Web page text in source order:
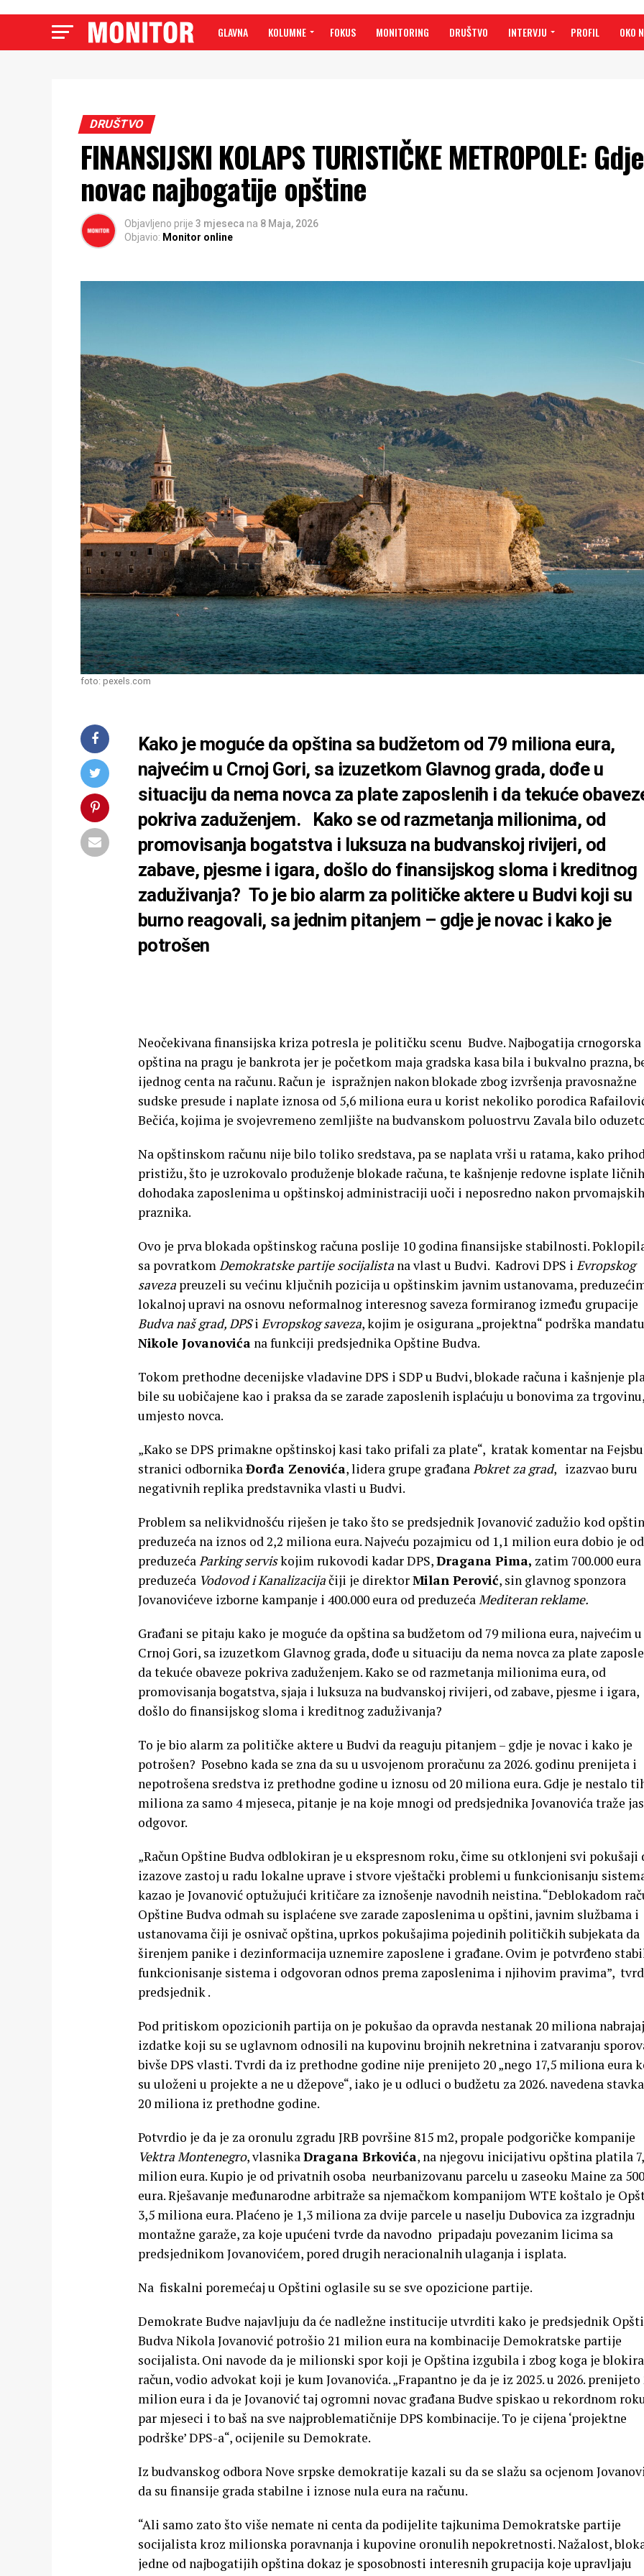
GLAVNA KOLUMNE FOKUS MONITORING DRUŠTVO INTERVJU PROFIL OKO
DRUŠTVO
FINANSIJSKI KOLAPS TURISTIČKE METROPOLE:
novac najbogatije opštine
Objavljeno prije 3 mjeseca na 8 Maja, 2026
Objavio: Monitor online
foto: pexels.com
Kako je moguće da opština sa budžetom od 79 miliona eura,
najvećim u Crnoj Gori, sa izuzetkom Glavnog grada, dođe u
situaciju da nema novca za plate zaposlenih i da tekuće
pokriva zaduženjem. Kako se od razmetanja milionima, od
promovisanja bogatstva i luksuza na budvanskoj rivijeri, od
zabave, pjesme i igara, došlo do finansijskog sloma i kreditnog
zaduživanja? To je bio alarm za političke aktere u Budvi koji su
burno reagovali, sa jednim pitanjem – gdje je novac i kako je
potrošen
Neočekivana finansijska kriza potresla je političku scenu Budve. Najbogatija crnogorska
opština na pragu je bankrota jer je početkom maja gradska kasa bila i bukvalno prazna,
ijednog centa na računu. Račun je ispražnjen nakon blokade zbog izvršenja pravosnažne
sudske presude i naplate iznosa od 5,6 miliona eura u korist nekoliko porodica
Bečića, kojima je svojevremeno zemljište na budvanskom poluostrvu Zavala bilo
Na opštinskom računu nije bilo toliko sredstava, pa se naplata vrši u ratama, kako
pristižu, što je uzrokovalo produženje blokade računa, te kašnjenje redovne isplate ličnih
dohodaka zaposlenima u opštinskoj administraciji uoči i neposredno nakon prvomajskih
praznika.
Ovo je prva blokada opštinskog računa poslije 10 godina finansijske stabilnosti.
sa povratkomDemokratske partije socijalista na vlast u Budvi. Kadrovi DPS i Evropskog
saveza preuzeli su većinu ključnih pozicija u opštinskim javnim ustanovama,
lokalnoj upravi na osnovu neformalnog interesnog saveza formiranog između grupacije
Budva naš grad, DPSi Evropskog saveza, kojim je osigurana „projektna“ podrška mandatu
Nikole Jovanovića na funkciji predsjednika Opštine Budva.
Tokom prethodne decenijske vladavine DPS i SDP u Budvi, blokade računa i kašnjenje
bile su uobičajene kao i praksa da se zarade zaposlenih isplaćuju u bonovima za trgovinu,
umjesto novca.
„Kako se DPS primakne opštinskoj kasi tako prifali za plate“, kratak komentar na
stranici odbornikaĐorđa Zenovića, lidera grupe građanaPokret za grad, izazvao buru
negativnih replika predstavnika vlasti u Budvi.
Problem sa nelikvidnošću riješen je tako što se predsjednik Jovanović zadužio kod
preduzeća na iznos od 2,2 miliona eura. Najveću pozajmicu od 1,1 milion eura dobio je od
preduzećaParking serviskojim rukovodi kadar DPS,Dragana Pima, zatim 700.000
preduzeća Vodovod i Kanalizacijačiji je direktorMilan Perović, sin glavnog sponzora
Jovanovićeve izborne kampanje i 400.000 eura od preduzećaMediteran reklame.
Građani se pitaju kako je moguće da opština sa budžetom od 79 miliona eura, najvećim u
Crnoj Gori, sa izuzetkom Glavnog grada, dođe u situaciju da nema novca za plate
da tekuće obaveze pokriva zaduženjem. Kako se od razmetanja milionima eura, od
promovisanja bogatstva, sjaja i luksuza na budvanskoj rivijeri, od zabave, pjesme i igara,
došlo do finansijskog sloma i kreditnog zaduživanja?
To je bio alarm za političke aktere u Budvi da reaguju pitanjem – gdje je novac i kako je
potrošen? Posebno kada se zna da su u usvojenom proračunu za 2026. godinu prenijeta i
nepotrošena sredstva iz prethodne godine u iznosu od 20 miliona eura. Gdje je nestalo
miliona za samo 4 mjeseca, pitanje je na koje mnogi od predsjednika Jovanovića traže
odgovor.
„Račun Opštine Budva odblokiran je u ekspresnom roku, čime su otklonjeni svi pokušaji
izazove zastoj u radu lokalne uprave i stvore vještački problemi u funkcionisanju
kazao je Jovanović optužujući kritičare za iznošenje navodnih neistina. “Deblokadom
Opštine Budva odmah su isplaćene sve zarade zaposlenima u opštini, javnim službama i
ustanovama čiji je osnivač opština, uprkos pokušajima pojedinih političkih subjekata da
širenjem panike i dezinformacija uznemire zaposlene i građane. Ovim je potvrđeno
funkcionisanje sistema i odgovoran odnos prema zaposlenima i njihovim pravima”,
predsjednik .
Pod pritiskom opozicionih partija on je pokušao da opravda nestanak 20 miliona
izdatke koji su se uglavnom odnosili na kupovinu brojnih nekretnina i zatvaranju
bivše DPS vlasti. Tvrdi da iz prethodne godine nije prenijeto 20 „nego 17,5 miliona eura
su uloženi u projekte a ne u džepove“, iako je u odluci o budžetu za 2026. navedena
20 miliona iz prethodne godine.
Potvrdio je da je za oronulu zgradu JRB površine 815 m2, propale podgoričke kompanije
Vektra Montenegro, vlasnikaDragana Brkovića, na njegovu inicijativu opština platila
milion eura. Kupio je od privatnih osoba neurbanizovanu parcelu u zaseoku Maine za
eura. Rješavanje međunarodne arbitraže sa njemačkom kompanijom WTE koštalo je
3,5 miliona eura. Plaćeno je 1,3 miliona za dvije parcele u naselju Dubovica za izgradnju
montažne garaže, za koje upućeni tvrde da navodno pripadaju povezanim licima sa
predsjednikom Jovanovićem, pored drugih neracionalnih ulaganja i isplata.
Na fiskalni poremećaj u Opštini oglasile su se sve opozicione partije.
Demokrate Budve najavljuju da će nadležne institucije utvrditi kako je predsjednik
Budva Nikola Jovanović potrošio 21 milion eura na kombinacije Demokratske partije
socijalista. Oni navode da je milionski spor koji je Opština izgubila i zbog koga je
račun, vodio advokat koji je kum Jovanovića. „Frapantno je da je iz 2025. u 2026. prenijeto
milion eura i da je Jovanović taj ogromni novac građana Budve spiskao u rekordnom
par mjeseci i to baš na sve najproblematičnije DPS kombinacije. To je cijena ‘projektne
podrške’ DPS-a“, ocijenile su Demokrate.
Iz budvanskog odbora Nove srpske demokratije kazali su da se slažu sa ocjenom
da su finansije grada stabilne i iznose nula eura na računu.
“Ali samo zato što više nemate ni centa da podijelite tajkunima Demokratske partije
socijalista kroz milionska poravnanja i kupovine oronulih nepokretnosti. Nažalost,
jedne od najbogatijih opština dokaz je sposobnosti interesnih grupacija koje upravljaju